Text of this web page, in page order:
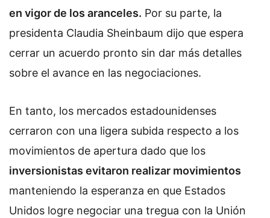
en vigor de los aranceles. Por su parte, la
presidenta Claudia Sheinbaum dijo que espera
cerrar un acuerdo pronto sin dar más detalles
sobre el avance en las negociaciones.
En tanto, los mercados estadounidenses
cerraron con una ligera subida respecto a los
movimientos de apertura dado que los
inversionistas evitaron realizar movimientos
manteniendo la esperanza en que Estados
Unidos logre negociar una tregua con la Unión